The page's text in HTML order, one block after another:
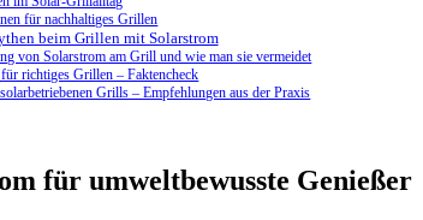
für nachhaltiges Grillen
beim Grillen mit Solarstrom
von Solarstrom am Grill und wie man sie vermeidet
richtiges Grillen – Faktencheck
Grills – Empfehlungen aus der Praxis
für umweltbewusste Genießer